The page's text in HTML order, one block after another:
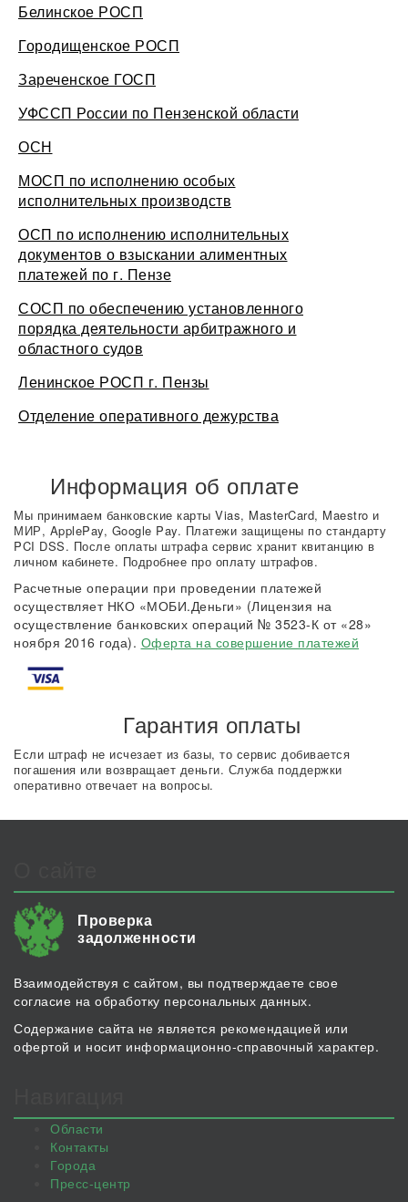
Белинское РОСП
Городищенское РОСП
Зареченское ГОСП
УФССП России по Пензенской области
ОСН
МОСП по исполнению особых
исполнительных производств
ОСП по исполнению исполнительных
документов о взыскании алиментных
платежей по г. Пензе
СОСП по обеспечению установленного
порядка деятельности арбитражного и
областного судов
Ленинское РОСП г. Пензы
Отделение оперативного дежурства
Информация об оплате
Мы принимаем банковские карты Vias, MasterCard, Maestro и
МИР, ApplePay, Google Pay. Платежи защищены по стандарту
PCI DSS. После оплаты штрафа сервис хранит квитанцию в
личном кабинете. Подробнее про оплату штрафов.
Расчетные операции при проведении платежей
осуществляет НКО «МОБИ.Деньги» (Лицензия на
осуществление банковских операций № 3523-К от «28»
ноября 2016 года). Оферта на совершение платежей
Гарантия оплаты
Если штраф не исчезает из базы, то сервис добивается
погашения или возвращает деньги. Служба поддержки
оперативно отвечает на вопросы.
Проверка
задолженности
Взаимодействуя с сайтом, вы подтверждаете свое
согласие на обработку персональных данных.
Содержание сайта не является рекомендацией или
офертой и носит информационно-справочный характер.
Области
Контакты
Города
Пресс-центр